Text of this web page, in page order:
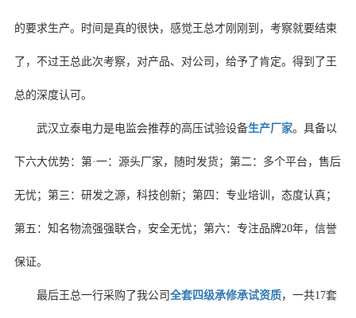
的要求生产。时间是真的很快，感觉王总才刚刚到，考察就要结束
了，不过王总此次考察，对产品、对公司，给予了肯定。得到了王
总的深度认可。
武汉立泰电力是电监会推荐的高压试验设备生产厂家。具备以
下六大优势：第·一：源头厂家，随时发货；第二：多个平台，售后
无忧；第三：研发之源，科技创新；第四：专业培训，态度认真；
第五：知名物流强强联合，安全无忧；第六：专注品牌20年，信誉
保证。
最后王总一行采购了我公司 全套四级承修承试资质，一共17套